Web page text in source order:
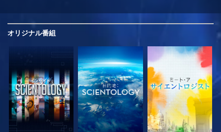
オリジナル番組